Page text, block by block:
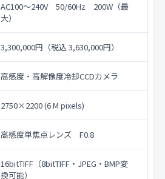
AC100～240V 50/60Hz 200W（最
大）
3,300,000円 （税込 3,630,000円）
高感度・高解像度冷却CCDカメラ
2750×2200 (6 M pixels)
高感度単焦点レンズ F0.8
16bitTIFF（8bitTIFF・JPEG・BMP変
換可能）